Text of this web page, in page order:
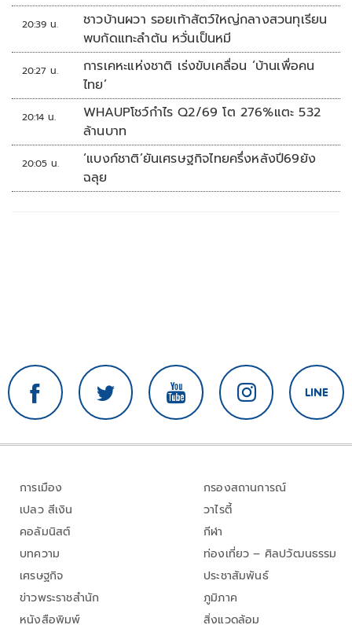
20:39 น.
ชาวบ้านผวา รอยเท้าสัตว์ใหญ่กลางสวนทุเรียน
พบกัดแทะลำต้น หวั่นเป็นหมี
20:27 น.
การเคหะแห่งชาติ เร่งขับเคลื่อน ‘บ้านเพื่อคน
ไทย’
20:14 น.
WHAUPโชว์กำไร Q2/69 โต 276%แตะ 532
ล้านบาท
20:05 น.
‘แบงก์ชาติ’ยันเศรษฐกิจไทยครึ่งหลังปี69ยัง
ฉลุย
การเมือง
เปลว สีเงิน
คอลัมนิสต์
บทความ
เศรษฐกิจ
ข่าวพระราชสำนัก
หนังสือพิมพ์
กรองสถานการณ์
วาไรตี้
กีฬา
ท่องเที่ยว – ศิลปวัฒนธรรม
ประชาสัมพันธ์
ภูมิภาค
สิ่งแวดล้อม